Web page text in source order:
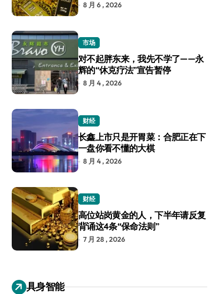
8 月 6 , 2026
市场
对不起胖东来，我先不学了——永
辉的“休克疗法”宣告暂停
8 月 4 , 2026
财经
长鑫上市只是开胃菜：合肥正在下
一盘你看不懂的大棋
8 月 4 , 2026
财经
高位站岗黄金的人，下半年请反复
背诵这4条“保命法则”
7 月 28 , 2026
具身智能